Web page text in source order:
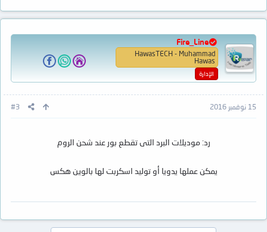
Fire_Line
HawasTECH - Muhammad
Hawas
الإدارة
15 نوفمبر 2016 #3
رد: موديلات البرد التى تقطع بور عند شحن الروم
يمكن عملها يدويا أو توليد اسكربت لها بالوين هكس